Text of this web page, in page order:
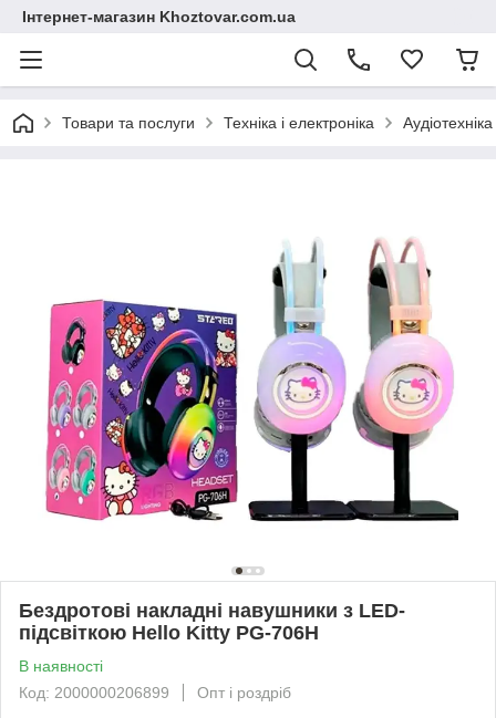
Інтернет-магазин Khoztovar.com.ua
Товари та послуги Техніка і електроніка
Бездротові накладні навушники з LED-
підсвіткою Hello Kitty PG-706H
В наявності
Код: 2000000206899
Опт і роздріб